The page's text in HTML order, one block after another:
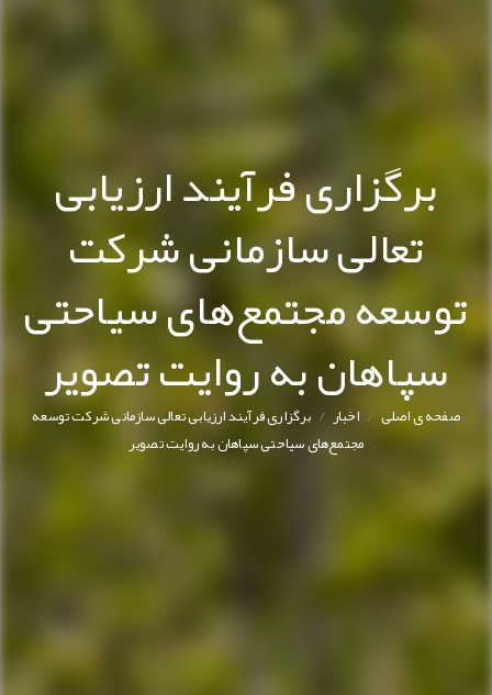
برگزاری فرآیند ارزیابی
تعالی سازمانی شرکت
توسعه مجتمع‌های سیاحتی
سپاهان به روایت تصویر
صفحه ی اصلی/ اخبار/ برگزاری فرآیند ارزیابی تعالی سازمانی شرکت توسعه
مجتمع‌های سیاحتی سپاهان به روایت تصویر